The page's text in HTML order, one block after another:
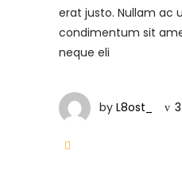
erat justo. Nullam ac
condimentum sit
neque eli
by L8ost_ 3